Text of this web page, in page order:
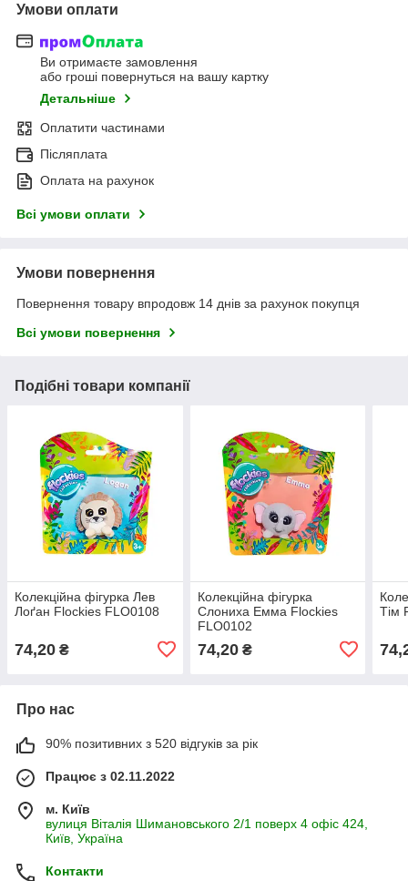
Умови оплати
Ви отримаєте замовлення
або гроші повернуться на вашу картку
Детальніше
Оплатити частинами
Післяплата
Оплата на рахунок
Всі умови оплати
Умови повернення
Повернення товару впродовж 14 днів за рахунок покупця
Всі умови повернення
Подібні товари компанії
Колекційна фігурка Лев
Лоґан Flockies FLO0108
74,20 ₴
Колекційна фігурка
Слониха Емма Flockies
FLO0102
74,20₴
Тім
Про нас
90% позитивних з 520 відгуків за рік
Працює з 02.11.2022
м. Київ
вулиця Віталія Шимановського 2/1 поверх 4 офіс 424,
Київ, Україна
Контакти